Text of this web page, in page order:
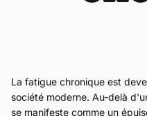
La fatigue chronique est
société moderne. Au-delà
se manifeste comme un